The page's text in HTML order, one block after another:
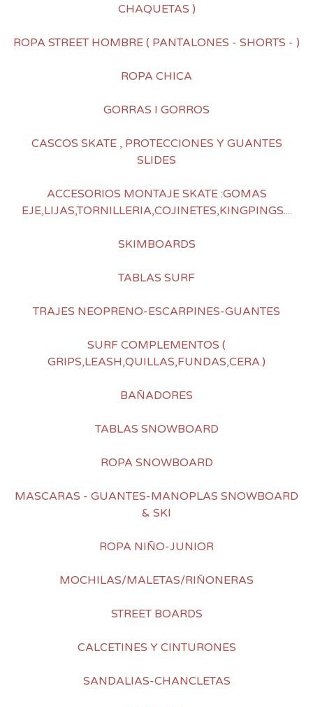
CHAQUETAS )
ROPA STREET HOMBRE ( PANTALONES - SHORTS - )
ROPA CHICA
GORRAS I GORROS
CASCOS SKATE , PROTECCIONES Y GUANTES
SLIDES
ACCESORIOS MONTAJE SKATE :GOMAS
EJE,LIJAS,TORNILLERIA,COJINETES,KINGPINGS....
SKIMBOARDS
TABLAS SURF
TRAJES NEOPRENO-ESCARPINES-GUANTES
SURF COMPLEMENTOS (
GRIPS,LEASH,QUILLAS,FUNDAS,CERA.)
BAÑADORES
TABLAS SNOWBOARD
ROPA SNOWBOARD
MASCARAS - GUANTES-MANOPLAS SNOWBOARD
& SKI
ROPA NIÑO-JUNIOR
MOCHILAS/MALETAS/RIÑONERAS
STREET BOARDS
CALCETINES Y CINTURONES
SANDALIAS-CHANCLETAS